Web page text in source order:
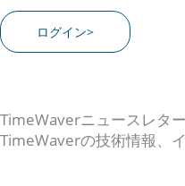
ログイン>
TimeWaverニュースレター
TimeWaverの技術情報、